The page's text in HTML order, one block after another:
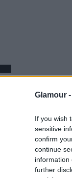
Glamour -
If you wish
sensitive
confirm
continue
information
further
kerülhetett,
a feleség